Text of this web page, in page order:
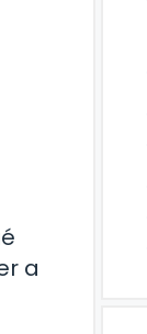
a